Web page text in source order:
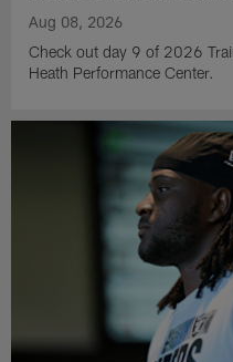
Aug 08, 2026
Check out day 9 of 2026
Heath Performance Center.